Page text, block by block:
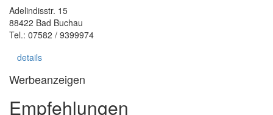
Adelindisstr. 15
88422 Bad Buchau
Tel.: 07582 / 9399974
details
Werbeanzeigen
Empfehlungen